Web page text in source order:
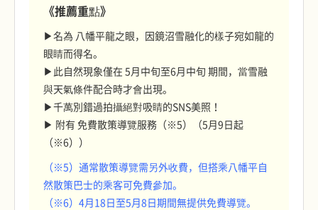
《推薦重點》
▶名為 八幡平龍之眼，因鏡沼雪融化的樣子宛如龍的
眼睛而得名。
▶此自然現象僅在 5月中旬至6月中旬 期間，當雪融
與天氣條件配合時才會出現。
▶千萬別錯過拍攝絕對吸睛的SNS美照！
▶ 附有 免費散策導覽服務（※5）（5月9日起
（※6））
（※5）通常散策導覽需另外收費，但搭乘八幡平自
然散策巴士的乘客可免費參加。
（※6）4月18日至5月8日期間無提供免費導覽。